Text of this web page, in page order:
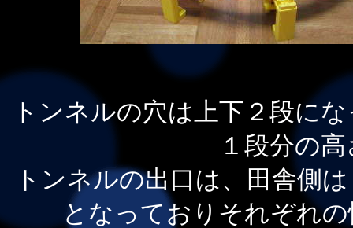
トンネルの穴は上下２段に
１段分の
トンネルの出口は、田舎側
となっておりそれぞれ